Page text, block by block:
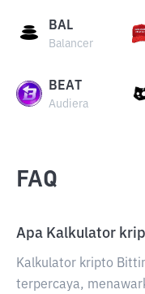
BAL
Balancer
BEAT
Audiera
FAQ
Apa Kalkulator
Kalkulator kripto
terpercaya,